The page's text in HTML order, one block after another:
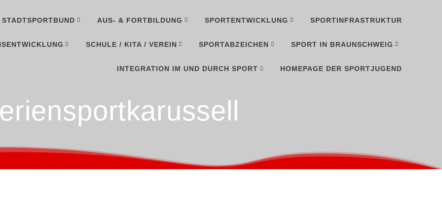
STADTSPORTBUND AUS- & FORTBILDUNG SPORTENTWICKLUNG SPORTINFRASTRUKTUR
SCHULE / KITA / VEREIN SPORTABZEICHEN SPORT IN BRAUNSCHWEIG
INTEGRATION IM UND DURCH SPORT HOMEPAGE DER SPORTJUGEND